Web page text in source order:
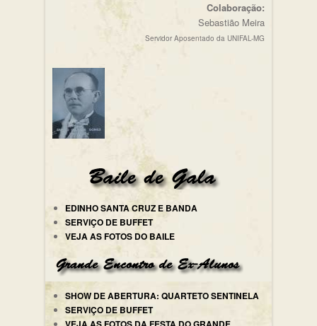
Colaboração:
Sebastião Meira
Servidor Aposentado da UNIFAL-MG
EDINHO SANTA CRUZ E BANDA
SERVIÇO DE BUFFET
VEJA AS FOTOS DO BAILE
SHOW DE ABERTURA: QUARTETO SENTINELA
SERVIÇO DE BUFFET